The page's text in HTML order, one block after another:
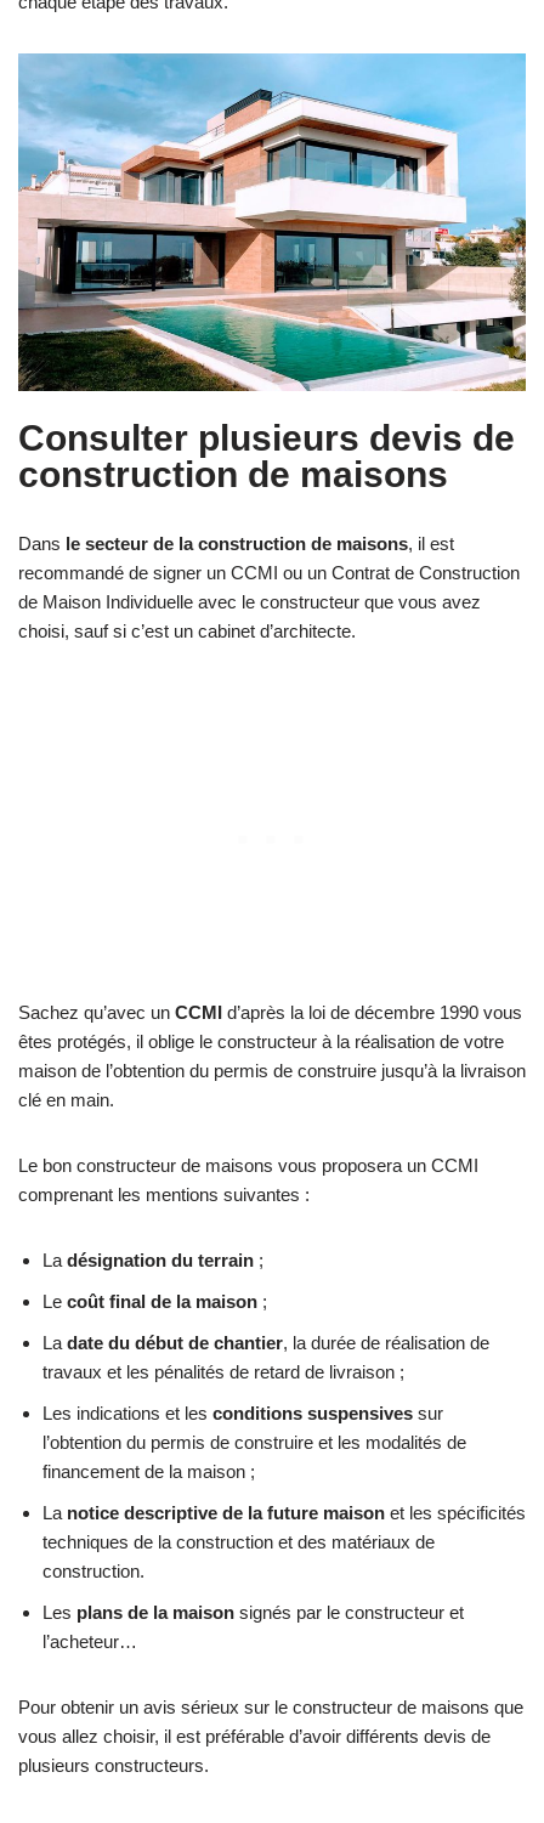
Consulter plusieurs devis de
construction de maisons
Dans le secteur de la construction de maisons, il est
recommandé de signer un CCMI ou un Contrat de Construction
de Maison Individuelle avec le constructeur que vous avez
choisi, sauf si c’est un cabinet d’architecte.
Sachez qu’avec un CCMI d’après la loi de décembre 1990 vous
êtes protégés, il oblige le constructeur à la réalisation de votre
maison de l’obtention du permis de construire jusqu’à la livraison
clé en main.
Le bon constructeur de maisons vous proposera un CCMI
comprenant les mentions suivantes :
La désignation du terrain ;
Le coût final de la maison ;
La date du début de chantier, la durée de réalisation de
travaux et les pénalités de retard de livraison ;
Les indications et les conditions suspensives sur
l’obtention du permis de construire et les modalités de
financement de la maison ;
La notice descriptive de la future maison et les spécificités
techniques de la construction et des matériaux de
construction.
Les plans de la maison signés par le constructeur et
l’acheteur…
Pour obtenir un avis sérieux sur le constructeur de maisons que
vous allez choisir, il est préférable d’avoir différents devis de
plusieurs constructeurs.